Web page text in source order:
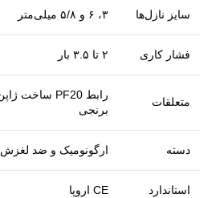
سایز نازل‌ها ۳، ۶ و ۵/۸ میلی‌متر
فشار کاری ۲ تا ۳.۵ بار
متعلقات
برنجی
دسته ارگونومیک و ضد لغزش
استاندارد CE اروپا